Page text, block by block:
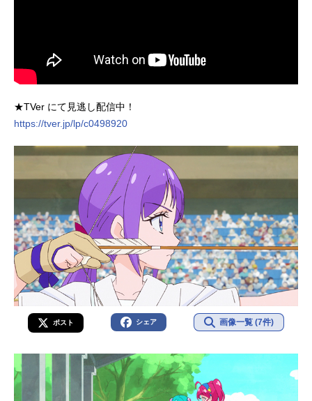
★TVer にて見逃し配信中！
https://tver.jp/lp/c0498920
ポスト シェア 画像一覧 (7件)